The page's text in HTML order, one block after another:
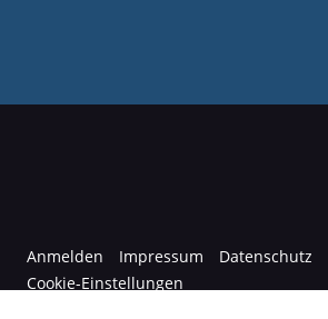
Anmelden Impressum
Datenschutz
Cookie-Einstellungen